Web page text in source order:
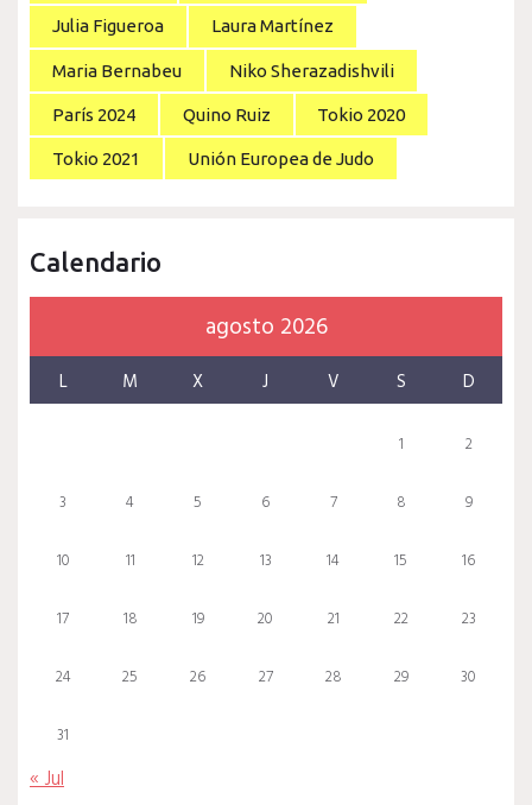
Julia Figueroa Laura Martínez
Maria Bernabeu Niko Sherazadishvili
París 2024 Quino Ruiz Tokio 2020
Tokio 2021 Unión Europea de Judo
Calendario
agosto 2026
L M X J V S D
1 2
3 4 5 6 7 8 9
10 11 12 13 14 15 16
17 18 19 20 21 22 23
24 25 26 27 28 29 30
31
« Jul